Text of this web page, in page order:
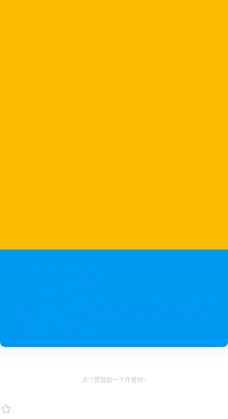
点个赞鼓励一下作者吧~